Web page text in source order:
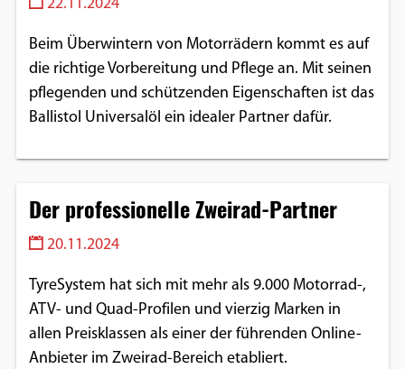
22.11.2024
Beim Überwintern von Motorrädern kommt es auf
die richtige Vorbereitung und Pflege an. Mit seinen
pflegenden und schützenden Eigenschaften ist das
Ballistol Universalöl ein idealer Partner dafür.
Der professionelle Zweirad-Partner
20.11.2024
TyreSystem hat sich mit mehr als 9.000 Motorrad-,
ATV- und Quad-Profilen und vierzig Marken in
allen Preisklassen als einer der führenden Online-
Anbieter im Zweirad-Bereich etabliert.